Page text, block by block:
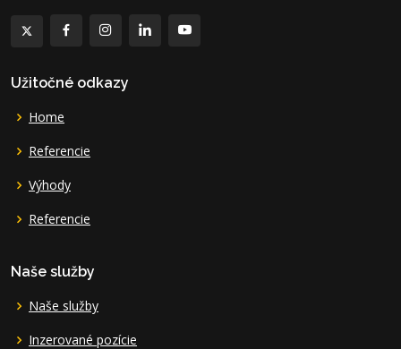
Užitočné odkazy
Home
Referencie
Výhody
Referencie
Naše služby
Naše služby
Inzerované pozície